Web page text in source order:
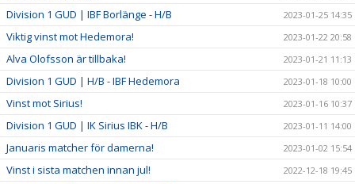
Division 1 GUD | IBF Borlänge - H/B 2023-01-25 14:35
Viktig vinst mot Hedemora! 2023-01-22 20:58
Alva Olofsson är tillbaka! 2023-01-21 11:13
Division 1 GUD | H/B - IBF Hedemora 2023-01-18 10:00
Vinst mot Sirius! 2023-01-16 10:37
Division 1 GUD | IK Sirius IBK - H/B 2023-01-11 14:00
Januaris matcher för damerna! 2023-01-02 15:54
Vinst i sista matchen innan jul! 2022-12-18 19:45